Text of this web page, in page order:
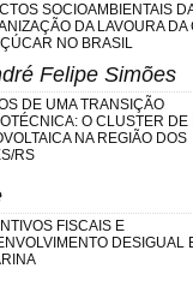
SOCIOAMBIENTAIS
DA LAVOURA DA
NO BRASIL
Felipe Simões
DE UMA TRANSIÇÃO
O CLUSTER DE
NA REGIÃO DOS
RS
FISCAIS E
DESIGUAL